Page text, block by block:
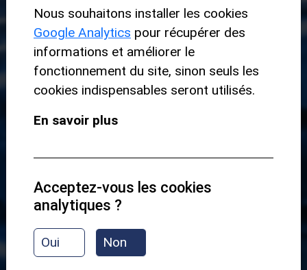
GROOVE PACK 1 - GROOVE SIMPLE / APPROCHES -
PRÉSENTATION
Dans ce module, nous développons un groove
grille d'accords et d'une même structure
enrichit
progressivement la
ligne de basse : des fondamentales aux
passing notes, puis vers des grooves plus
élaborés et des phrases de liaison. Cette
approche vous permet de comprendre
Nous souhaitons installer les cookies
Google Analytics pour récupérer des
informations et améliorer le
fonctionnement du site, sinon seuls les
cookies indispensables seront utilisés.
En savoir plus
Oui Non
Acceptez-vous les cookies
analytiques ?